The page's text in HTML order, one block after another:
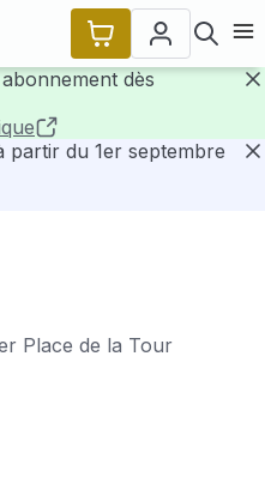
dès
partir du 1er septembre
Place de la Tour